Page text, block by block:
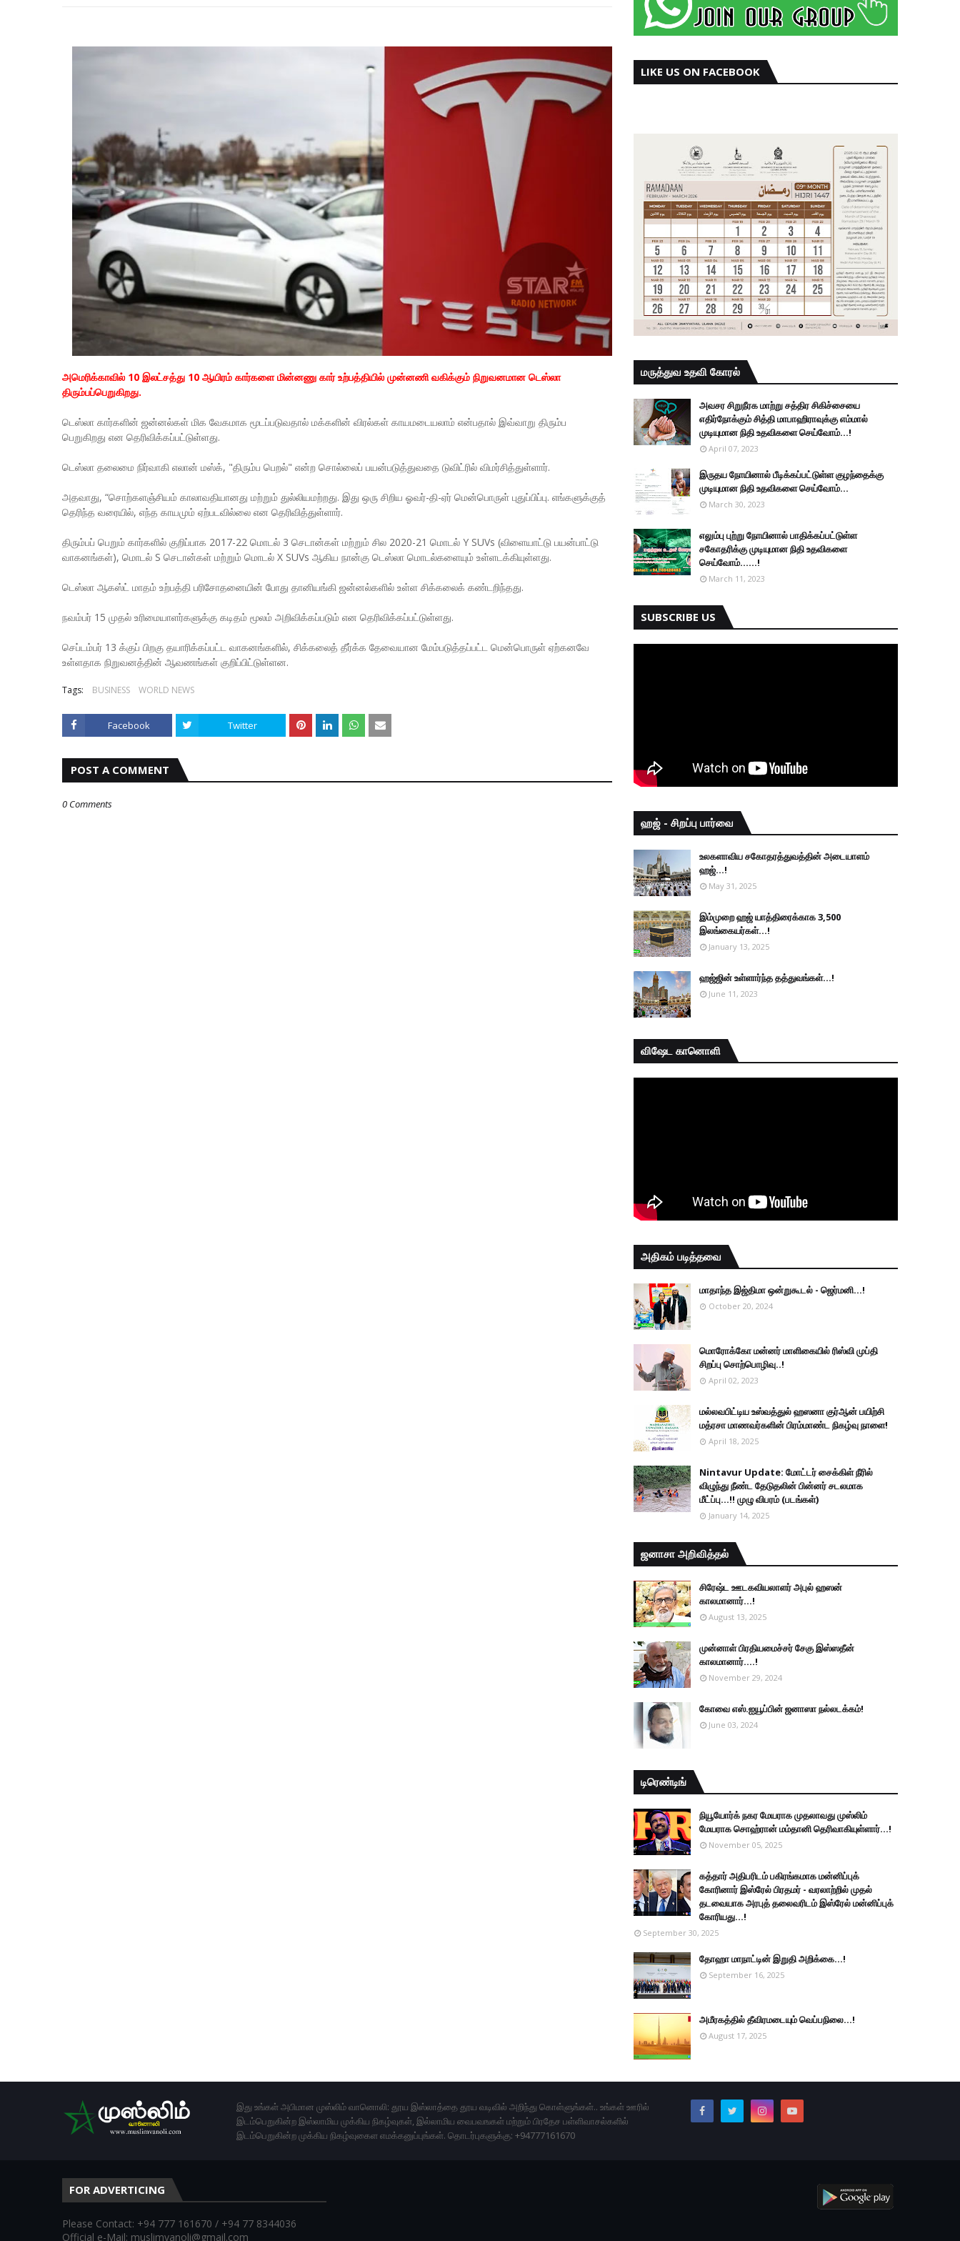
அமெரிக்காவில் 10 இலட்சத்து 10 ஆயிரம் கார்களை மின்னணு கார் உற்பத்தியில் முன்னணி வகிக்கும் நிறுவனமான டெஸ்லா
திரும்பப்பெறுகிறது.
டெஸ்லா கார்களின் ஜன்னல்கள் மிக வேகமாக மூடப்படுவதால் மக்களின் விரல்கள் காயமடையலாம் என்பதால் இவ்வாறு திரும்ப
பெறுகிறது என தெரிவிக்கப்பட்டுள்ளது.
டெஸ்லா தலைமை நிர்வாகி எலான் மஸ்க், "திரும்ப பெறல்" என்ற சொல்லைப் பயன்படுத்துவதை டுவிட்ரில் விமர்சித்துள்ளார்.
அதவாது, “சொற்களஞ்சியம் காலாவதியானது மற்றும் துல்லியமற்றது. இது ஒரு சிறிய ஓவர்-தி-ஏர் மென்பொருள் புதுப்பிப்பு. எங்களுக்குத்
தெரிந்த வரையில், எந்த காயமும் ஏற்படவில்லை என தெரிவித்துள்ளார்.
திரும்பப் பெறும் கார்களில் குறிப்பாக 2017-22 மொடல் 3 செடான்கள் மற்றும் சில 2020-21 மொடல் Y SUVs (விளையாட்டு பயன்பாட்டு
வாகனங்கள்), மொடல் S செடான்கள் மற்றும் மொடல் X SUVs ஆகிய நான்கு டெஸ்லா மொடல்களையும் உள்ளடக்கியுள்ளது.
டெஸ்லா ஆகஸ்ட் மாதம் உற்பத்தி பரிசோதனையின் போது தானியங்கி ஜன்னல்களில் உள்ள சிக்கலைக் கண்டறிந்தது.
நவம்பர் 15 முதல் உரிமையாளர்களுக்கு கடிதம் மூலம் அறிவிக்கப்படும் என தெரிவிக்கப்பட்டுள்ளது.
செப்டம்பர் 13 க்குப் பிறகு தயாரிக்கப்பட்ட வாகனங்களில், சிக்கலைத் தீர்க்க தேவையான மேம்படுத்தப்பட்ட மென்பொருள் ஏற்கனவே
உள்ளதாக நிறுவனத்தின் ஆவணங்கள் குறிப்பிட்டுள்ளன.
Tags: BUSINESS WORLD NEWS
Facebook Twitter
POST A COMMENT
0 Comments
LIKE US ON FACEBOOK
மருத்துவ உதவி கோரல்
அவசர சிறுநீரக மாற்று சத்திர சிகிச்சையை
எதிர்நோக்கும் சித்தி மாபாஹிராவுக்கு எம்மால்
முடியுமான நிதி உதவிகளை செய்வோம்...!
April 07, 2023
இருதய நோயினால் பீடிக்கப்பட்டுள்ள குழந்தைக்கு
முடியுமான நிதி உதவிகளை செய்வோம்...
March 30, 2023
எலும்பு புற்று நோயினால் பாதிக்கப்பட்டுள்ள
சகோதரிக்கு முடியுமான நிதி உதவிகளை
செய்வோம்......!
March 11, 2023
SUBSCRIBE US
ஹஜ் - சிறப்பு பார்வை
உலகளாவிய சகோதரத்துவத்தின் அடையாளம்
ஹஜ்...!
May 31, 2025
இம்முறை ஹஜ் யாத்திரைக்காக 3,500
இலங்கையர்கள்...!
January 13, 2025
ஹஜ்ஜின் உள்ளார்ந்த தத்துவங்கள்...!
June 11, 2023
விஷேட கானொளி
அதிகம் படித்தவை
மாதாந்த இஜ்திமா ஒன்றுகூடல் - ஜெர்மனி…!
October 20, 2024
மொரோக்கோ மன்னர் மாளிகையில் ரிஸ்வி முப்தி
சிறப்பு சொற்பொழிவு..!
April 02, 2023
மல்லவபிட்டிய உஸ்வத்துல் ஹஸனா குர்ஆன் பயிற்சி
மத்ரசா மாணவர்களின் பிரம்மாண்ட நிகழ்வு நாளை!
April 18, 2025
Nintavur Update: மோட்டர் சைக்கிள் நீரில்
விழுந்து நீண்ட தேடுதலின் பின்னர் சடலமாக
மீட்ப்பு…!! முழு விபரம் (படங்கள்)
January 14, 2025
ஜனாசா அறிவித்தல்
சிரேஷ்ட ஊடகவியலாளர் அபுல் ஹஸன்
காலமானார்...!
August 13, 2025
முன்னாள் பிரதியமைச்சர் சேகு இஸ்ஸதீன்
காலமானார்….!
November 29, 2024
கோவை எஸ்.ஐயூப்பின் ஜனாஸா நல்லடக்கம்!
June 03, 2024
டிரெண்டிங்
நியூயோர்க் நகர மேயராக முதலாவது முஸ்லிம்
மேயராக சொஹ்ரான் மம்தானி தெரிவாகியுள்ளார்...!
November 05, 2025
கத்தார் அதிபரிடம் பகிரங்கமாக மன்னிப்புக்
கோரினார் இஸ்ரேல் பிரதமர் - வரலாற்றில் முதல்
தடவையாக அரபுத் தலைவரிடம் இஸ்ரேல் மன்னிப்புக்
கோரியது...!
September 30, 2025
தோஹா மாநாட்டின் இறுதி அறிக்கை...!
September 16, 2025
அமீரகத்தில் தீவிரமடையும் வெப்பநிலை...!
August 17, 2025
இது உங்கள் அபிமான முஸ்லிம் வானொலி: தூய இஸ்லாத்தை தூய வடிவில் அறிந்து கொள்ளுங்கள்.. உங்கள் ஊரில்
இடம்பெறுகின்ற இஸ்லாமிய முக்கிய நிகழ்வுகள், இல்லாமிய வைபவஙகள் மற்றும் பிரதேச பள்ளிவாசல்களில்
இடம்பெறுகின்ற முக்கிய நிகழ்வுகைள எமக்கனுப்புங்கள். தொடர்புகளுக்கு: +94777161670
FOR ADVERTICING
Please Contact: +94 777 161670 / +94 77 8344036
Official e-Mail: muslimvanoli@gmail.com